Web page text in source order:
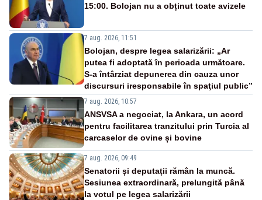
15:00. Bolojan nu a obținut toate avizele
7 aug. 2026, 11:51
Bolojan, despre legea salarizării: „Ar
putea fi adoptată în perioada următoare.
S-a întârziat depunerea din cauza unor
discursuri iresponsabile în spaţiul public”
7 aug. 2026, 10:57
ANSVSA a negociat, la Ankara, un acord
pentru facilitarea tranzitului prin Turcia al
carcaselor de ovine și bovine
7 aug. 2026, 09:49
Senatorii și deputații rămân la muncă.
Sesiunea extraordinară, prelungită până
la votul pe legea salarizării